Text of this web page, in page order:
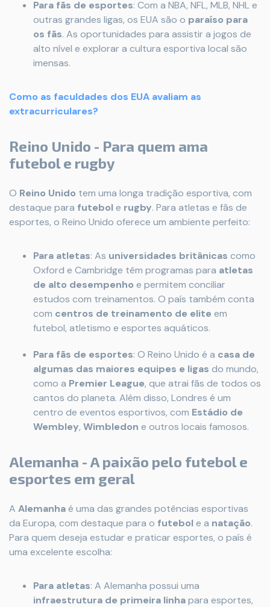
Para fãs de esportes: Com a NBA, NFL, MLB, NHL e
outras grandes ligas, os EUA são o paraíso para
os fãs. As oportunidades para assistir a jogos de
alto nível e explorar a cultura esportiva local são
imensas.
Como as faculdades dos EUA avaliam as
extracurriculares?
Reino Unido - Para quem ama
futebol e rugby
O Reino Unido tem uma longa tradição esportiva, com
destaque para futebol e rugby. Para atletas e fãs de
esportes, o Reino Unido oferece um ambiente perfeito:
Para atletas: As universidades britânicas como
Oxford e Cambridge têm programas para atletas
de alto desempenho e permitem conciliar
estudos com treinamentos. O país também conta
com centros de treinamento de elite em
futebol, atletismo e esportes aquáticos.
Para fãs de esportes: O Reino Unido é a casa de
algumas das maiores equipes e ligas do mundo,
como a Premier League, que atrai fãs de todos os
cantos do planeta. Além disso, Londres é um
centro de eventos esportivos, com Estádio de
Wembley, Wimbledon e outros locais famosos.
Alemanha - A paixão pelo futebol e
esportes em geral
A Alemanhaé uma das grandes potências esportivas
da Europa, com destaque para o futebol e a natação.
Para quem deseja estudar e praticar esportes, o país é
uma excelente escolha:
Para atletas: A Alemanha possui uma
infraestrutura de primeira linhapara esportes,